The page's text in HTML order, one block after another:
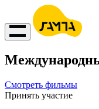
Смотреть фильмы
Принять участие